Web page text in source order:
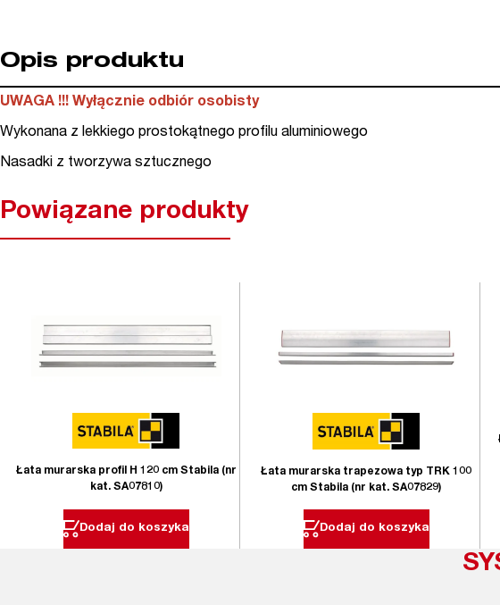
Opis produktu
UWAGA !!! Wyłącznie odbiór osobisty
Wykonana z lekkiego prostokątnego profilu aluminiowego
Nasadki z tworzywa sztucznego
Powiązane produkty
Łata murarska profil H 120 cm Stabila (nr
kat. SA07810)
Dodaj do koszyka
Łata murarska trapezowa typ TRK 100
cm Stabila (nr kat. SA07829)
Dodaj do koszyka